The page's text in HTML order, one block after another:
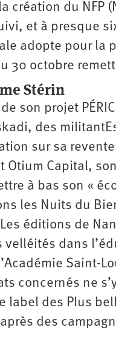
création du
et à presque
adopte pour la
30 octobre
Stérin
son projet
des
sur sa
Otium Capital,
à bas son «
les Nuits du
éditions de
velléités dans
Saint-
concernés ne
label des Plus
des